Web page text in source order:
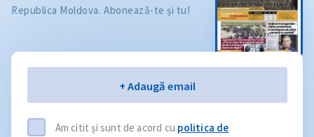
Republica Moldova. Abonează-te și tu!
+ Adaugă email
Am citit și sunt de acord cu politica de